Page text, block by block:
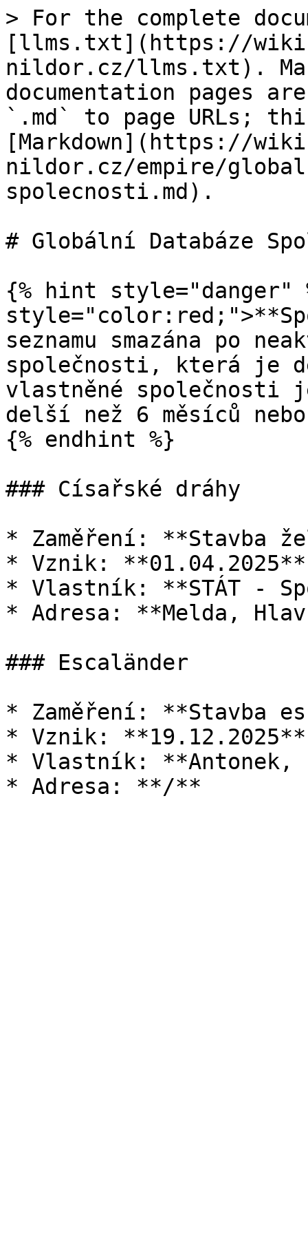
> For the complete
[llms.txt](https://
nildor.cz/llms.txt).
documentation pages
`.md` to page URLs;
[Markdown](https://
nildor.cz/empire/
spolecnosti.md).
# Globální Databáze
{% hint style="danger"
seznamu smazána po
společnosti, která je
vlastněné
delší než 6 měsíců
{% endhint %}
### Císařské dráhy
* Zaměření: **Stavba
* Vznik: **01.04.2025**
* Vlastník: **STÁT -
* Adresa: **Melda,
### Escaländer
* Zaměření: **Stavba
* Vznik: **19.12.2025**
* Vlastník: **Antonek,